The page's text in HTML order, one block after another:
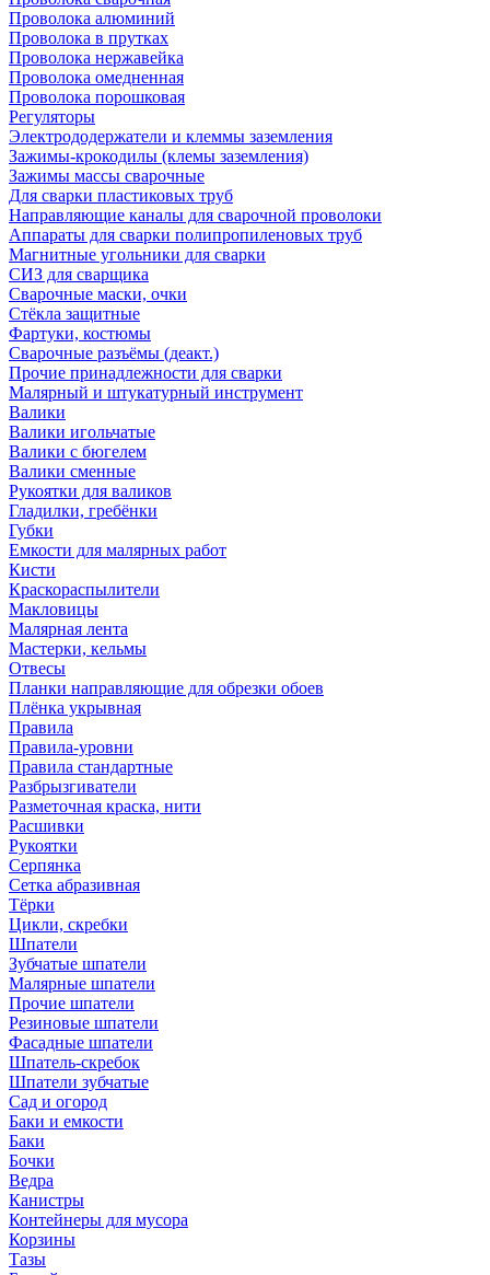
Проволока алюминий
Проволока в прутках
Проволока нержавейка
Проволока омедненная
Проволока порошковая
Регуляторы
Электрододержатели и клеммы заземления
Зажимы-крокодилы (клемы заземления)
Зажимы массы сварочные
Для сварки пластиковых труб
Направляющие каналы для сварочной проволоки
Аппараты для сварки полипропиленовых труб
Магнитные угольники для сварки
СИЗ для сварщика
Сварочные маски, очки
Стёкла защитные
Фартуки, костюмы
Сварочные разъёмы (деакт.)
Прочие принадлежности для сварки
Малярный и штукатурный инструмент
Валики
Валики игольчатые
Валики с бюгелем
Валики сменные
Рукоятки для валиков
Гладилки, гребёнки
Губки
Емкости для малярных работ
Кисти
Краскораспылители
Макловицы
Малярная лента
Мастерки, кельмы
Отвесы
Планки направляющие для обрезки обоев
Плёнка укрывная
Правила
Правила-уровни
Правила стандартные
Разбрызгиватели
Разметочная краска, нити
Расшивки
Рукоятки
Серпянка
Сетка абразивная
Тёрки
Цикли, скребки
Шпатели
Зубчатые шпатели
Малярные шпатели
Прочие шпатели
Резиновые шпатели
Фасадные шпатели
Шпатель-скребок
Шпатели зубчатые
Сад и огород
Баки и емкости
Баки
Бочки
Ведра
Канистры
Контейнеры для мусора
Корзины
Тазы